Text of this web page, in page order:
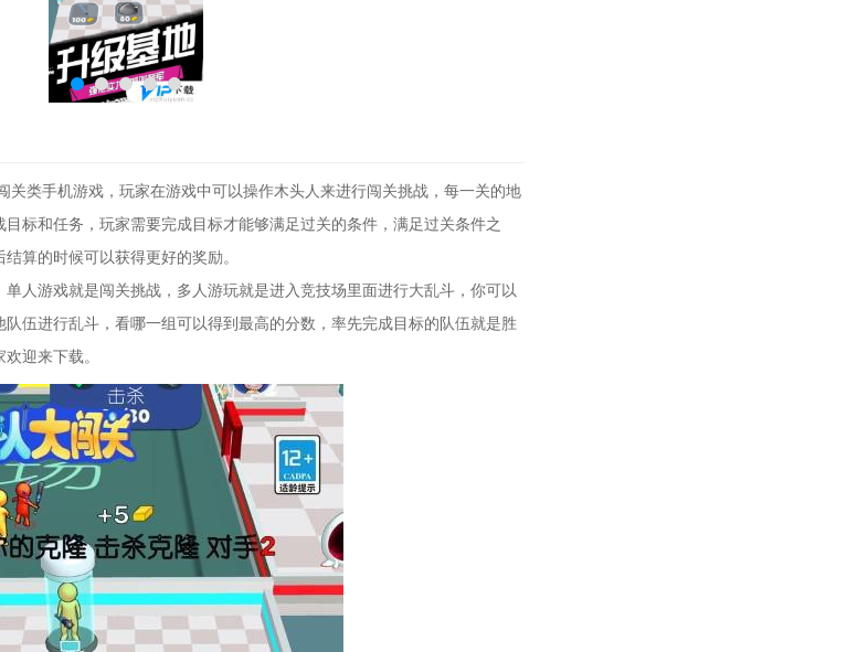
关类手机游戏，玩家在游戏中可以操作木头人来进行闯关挑战，每一关的地
标和任务，玩家需要完成目标才能够满足过关的条件，满足过关条件之
算的时候可以获得更好的奖励。
人游戏就是闯关挑战，多人游玩就是进入竞技场里面进行大乱斗，你可以
伍进行乱斗，看哪一组可以得到最高的分数，率先完成目标的队伍就是胜
迎来下载。